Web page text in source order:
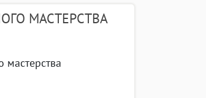
МАСТЕРСТВА
мастерства